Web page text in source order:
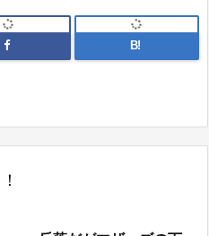
B!